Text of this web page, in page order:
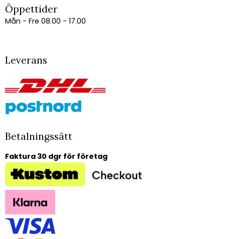
Öppettider
Mån - Fre 08.00 - 17.00
Leverans
Betalningssätt
Faktura 30 dgr för företag